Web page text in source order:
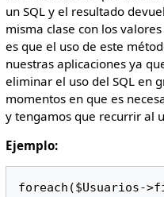
un SQL y el resultado
misma clase con los
es que el uso de este
nuestras aplicaciones ya
eliminar el uso del SQL en
momentos en que es
y tengamos que recurrir al
Ejemplo:
foreach($Usuarios-